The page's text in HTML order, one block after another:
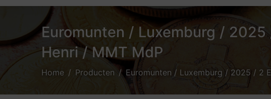
Euromunten / Luxemburg /
Henri / MMT MdP
Home Producten Euromunten / Luxemburg / 2025 / 2